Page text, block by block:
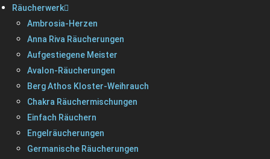
Räucherwerk
Ambrosia-Herzen
Anna Riva Räucherungen
Aufgestiegene Meister
Avalon-Räucherungen
Berg Athos Kloster-Weihrauch
Chakra Räuchermischungen
Einfach Räuchern
Engelräucherungen
Germanische Räucherungen